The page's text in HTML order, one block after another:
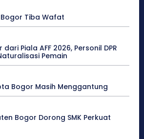
Bogor Tiba Wafat
Piala AFF 2026, Personil DPR
Pemain
Bogor Masih Menggantung
Bogor Dorong SMK Perkuat